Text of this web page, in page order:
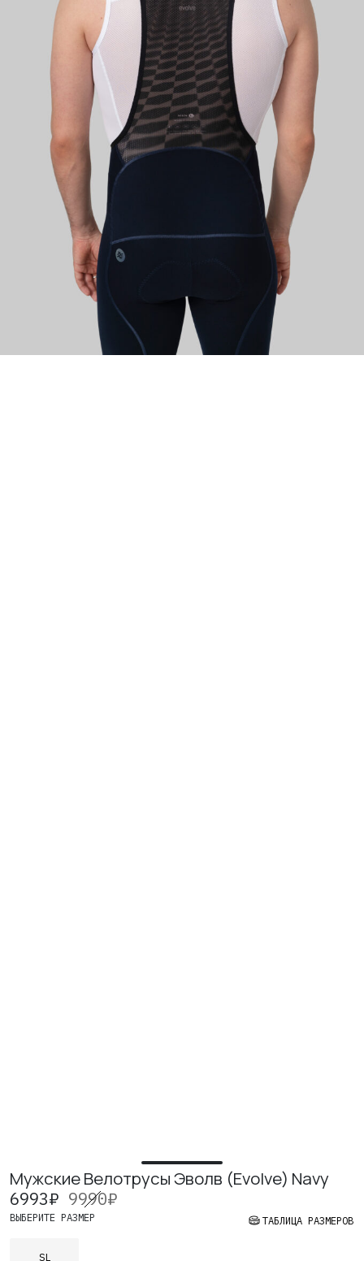
ПРОИЗВОДИМ ОДЕЖДУ ДЛЯ ВЕЛОСПОРТА, ТРИАТЛОНА И БЕГА.
ПОЛУЧИТЕ СВОЙ КАСТОМ
Мужские Велотрусы Эволв (Evolve) Navy
6993₽ 9990₽
ВЫБЕРИТЕ РАЗМЕР ТАБЛИЦА РАЗМЕРОВ
SL